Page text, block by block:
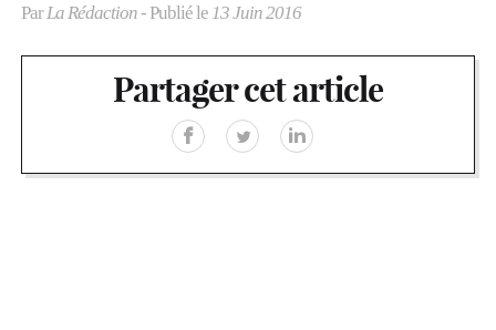
ParLa Rédaction- Publié le 13 Juin 2016
Partager cet article